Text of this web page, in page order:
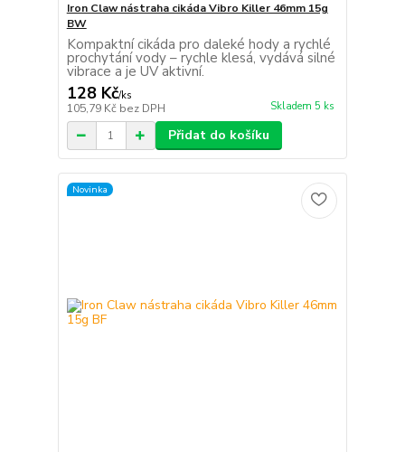
Iron Claw nástraha cikáda Vibro Killer 46mm 15g
BW
Kompaktní cikáda pro daleké hody a rychlé
prochytání vody – rychle klesá, vydává silné
vibrace a je UV aktivní.
128 Kč/ks
105,79 Kč bez DPH Skladem 5 ks
Přidat do košíku
Novinka